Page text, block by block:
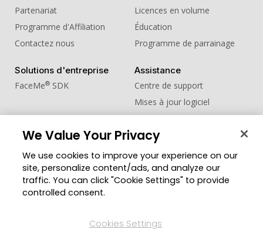
Partenariat
Programme d'Affiliation
Contactez nous
Licences en volume
Éducation
Programme de parrainage
Solutions d'entreprise
FaceMe® SDK
Assistance
Centre de support
Mises à jour logiciel
Centre d'apprentissage
Zone des Membres
Blog
Changer de région
We Value Your Privacy
We use cookies to improve your experience on our
site, personalize content/ads, and analyze our
traffic. You can click "Cookie Settings" to provide
controlled consent.
Cookies Settings